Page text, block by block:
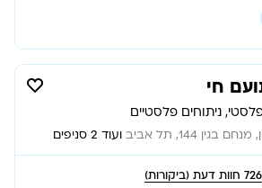
חי
ניתוחים פלסטיים
בגין 144, תל אביב ועוד 2 סניפים
726 חוות דעת (ביקורות)